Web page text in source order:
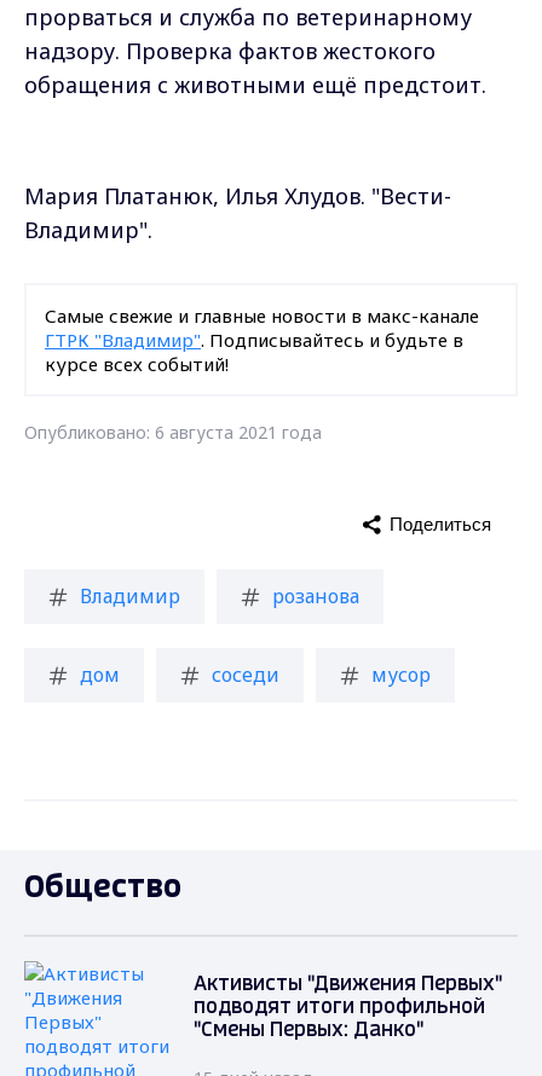
прорваться и служба по ветеринарному
надзору. Проверка фактов жестокого
обращения с животными ещё предстоит.
Мария Платанюк, Илья Хлудов. "Вести-
Владимир".
Самые свежие и главные новости в макс-канале
ГТРК "Владимир". Подписывайтесь и будьте в
курсе всех событий!
Опубликовано: 6 августа 2021 года
Владимир розанова
дом соседи мусор
Поделиться
Общество
Активисты "Движения Первых"
подводят итоги профильной
"Смены Первых: Данко"